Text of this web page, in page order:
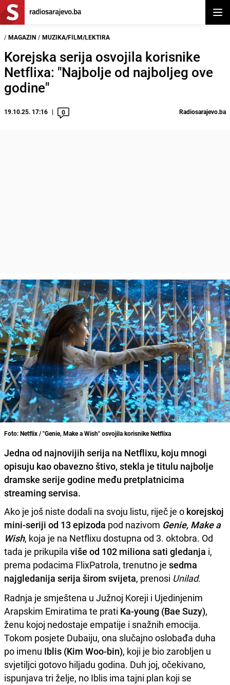
/ MAGAZIN / MUZIKA/FILM/LEKTIRA
Korejska serija osvojila korisnike
Netflixa: "Najbolje od najboljeg ove
godine"
19.10.25. 17:16 0 Radiosarajevo.ba
Foto: Netflix / "Genie, Make a Wish" osvojila korisnike Netflixa
Jedna od najnovijih serija na Netflixu, koju mnogi
opisuju kao obavezno štivo, stekla je titulu najbolje
dramske serije godine među pretplatnicima
streaming servisa.
Ako je još niste dodali na svoju listu, riječ je o korejskoj
mini-seriji od 13 epizoda pod nazivom Genie, Make a
Wish, koja je na Netflixu dostupna od 3. oktobra. Od
tada je prikupila više od 102 miliona sati gledanja i,
prema podacima FlixPatrola, trenutno je sedma
najgledanija serija širom svijeta, prenosi Unilad.
Radnja je smještena u Južnoj Koreji i Ujedinjenim
Arapskim Emiratima te prati Ka-young (Bae Suzy),
ženu kojoj nedostaje empatije i snažnih emocija.
Tokom posjete Dubaiju, ona slučajno oslobađa duha
po imenu Iblis (Kim Woo-bin), koji je bio zarobljen u
svjetiljci gotovo hiljadu godina. Duh joj, očekivano,
ispunjava tri želje, no Iblis ima tajni plan koji se